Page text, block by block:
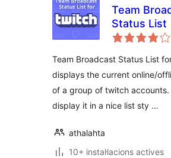
Team
Status List
Team Broadcast Status List
displays the current online/
of a group of twitch accounts.
display it in a nice list sty …
athalahta
10+ instal·lacions actives